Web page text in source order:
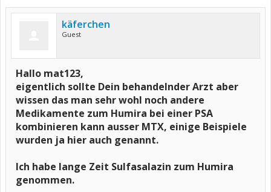
käferchen
Guest
Hallo mat123,
eigentlich sollte Dein behandelnder Arzt aber
wissen das man sehr wohl noch andere
Medikamente zum Humira bei einer PSA
kombinieren kann ausser MTX, einige Beispiele
wurden ja hier auch genannt.
Ich habe lange Zeit Sulfasalazin zum Humira
genommen.